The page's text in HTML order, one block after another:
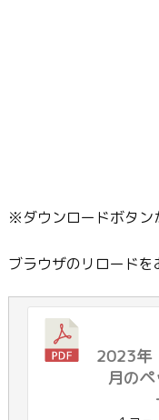
※ダウンロードボタン
ブラウザのリロードを
2023年
月の